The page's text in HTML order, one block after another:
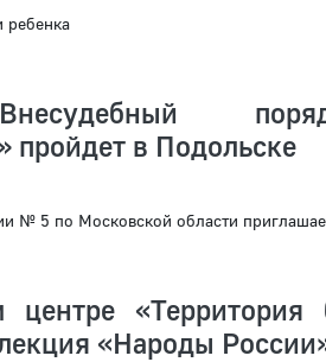
ребенка
пройдет в Подольске
№ 5 по Московской области
«Территория
«Народы